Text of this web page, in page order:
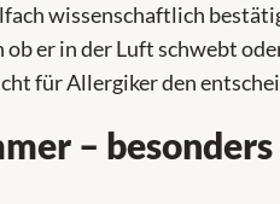
wissenschaftlich
er in der Luft schwebt
für Allergiker den
–